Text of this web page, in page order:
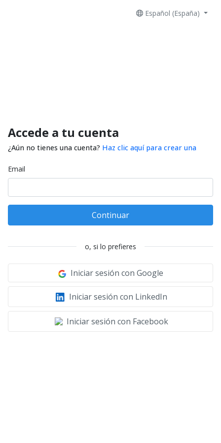
Español (España)
Accede a tu cuenta
¿Aún no tienes una cuenta? Haz clic aquí para crear una
Email
Continuar
o, si lo prefieres
Iniciar sesión con Google
Iniciar sesión con LinkedIn
Iniciar sesión con Facebook